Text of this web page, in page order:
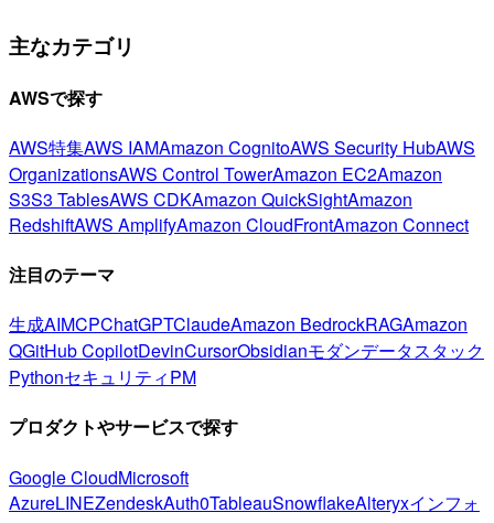
主なカテゴリ
AWSで探す
AWS特集AWS IAMAmazon CognitoAWS Security HubAWS
OrganizationsAWS Control TowerAmazon EC2Amazon
S3S3 TablesAWS CDKAmazon QuickSightAmazon
RedshiftAWS AmplifyAmazon CloudFrontAmazon Connect
注目のテーマ
生成AIMCPChatGPTClaudeAmazon BedrockRAGAmazon
QGitHub CopilotDevinCursorObsidianモダンデータスタック
PythonセキュリティPM
プロダクトやサービスで探す
Google CloudMicrosoft
AzureLINEZendeskAuth0TableauSnowflakeAlteryxインフォ